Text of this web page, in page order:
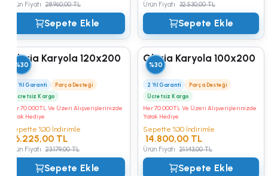
Ürün Fiyatı 28.960,00 TL
Sepete Ekle
Ürün Fiyatı 32.530,00 TL
Sepete Ekle
Gloria Karyola 120x200
2 Yıl Garanti
Parça Desteği
Ücretsiz Kargo
Her 70.000TL Ve Üzeri Alışverişlerinizde
Yatak Hediye
%30
Sepette %30 İndirimle
16.225,00 TL
Ürün Fiyatı 23.179,00 TL
Sepete Ekle
Gloria Karyola 100x200
2 Yıl Garanti
Parça Desteği
Ücretsiz Kargo
Her 70.000TL Ve Üzeri Alışverişlerinizde
Yatak Hediye
%30
Sepette %30 İndirimle
14.800,00 TL
Ürün Fiyatı 21.143,00 TL
Sepete Ekle